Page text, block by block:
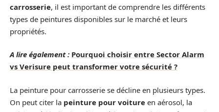
carrosserie, il est important de comprendre les différents
types de peintures disponibles sur le marché et leurs
propriétés.
A lire également : Pourquoi choisir entre Sector Alarm
vs Verisure peut transformer votre sécurité ?
La peinture pour carrosserie se décline en plusieurs types.
On peut citer la peinture pour voiture en aérosol, la